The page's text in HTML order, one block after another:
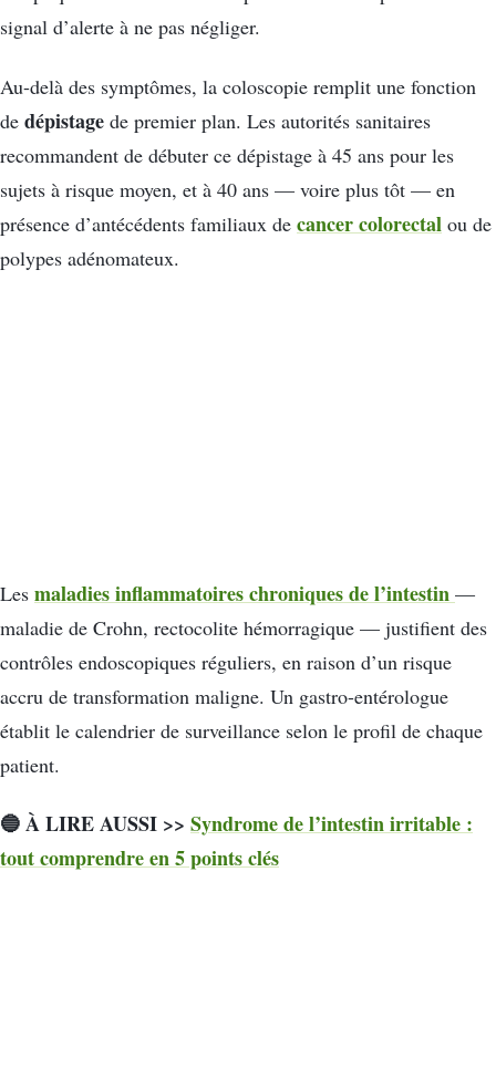
signal d’alerte à ne pas négliger.
Au-delà des symptômes, la coloscopie remplit une fonction
de dépistage de premier plan. Les autorités sanitaires
recommandent de débuter ce dépistage à 45 ans pour les
sujets à risque moyen, et à 40 ans — voire plus tôt — en
présence d’antécédents familiaux de cancer colorectal ou de
polypes adénomateux.
Les maladies inflammatoires chroniques de l’intestin —
maladie de Crohn, rectocolite hémorragique — justifient des
contrôles endoscopiques réguliers, en raison d’un risque
accru de transformation maligne. Un gastro-entérologue
établit le calendrier de surveillance selon le profil de chaque
patient.
🔵 À LIRE AUSSI >> Syndrome de l’intestin irritable :
tout comprendre en 5 points clés